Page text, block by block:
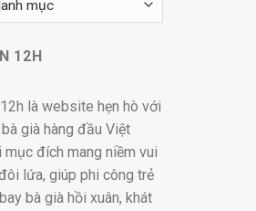
12H
là website hẹn hò với
già hàng đầu Việt
mục đích mang niềm vui
lứa, giúp phi công trẻ
bà già hồi xuân, khát